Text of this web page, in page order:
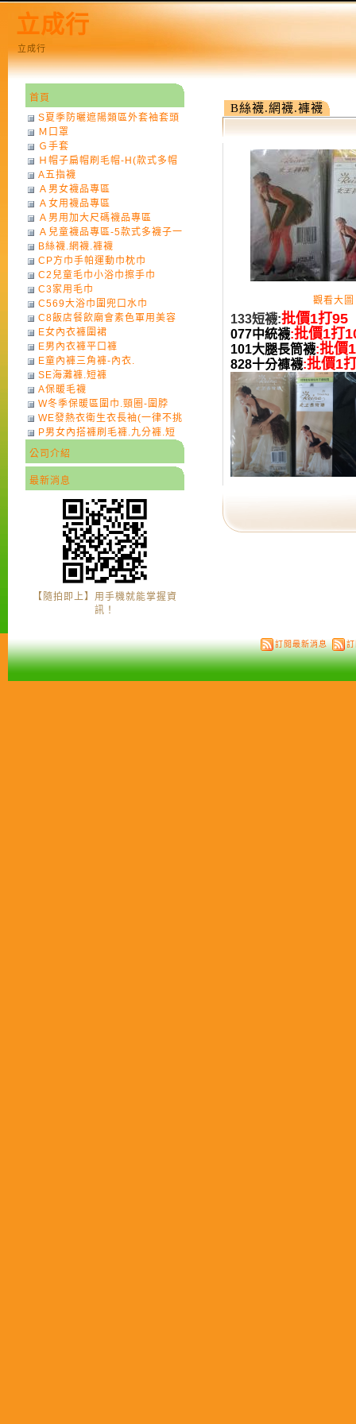
立成行
立成行
B絲襪.網襪.褲襪
觀看大圖
133短襪:批價1打95
077中統襪:批價1打
101大腿長筒襪:批價
828十分褲襪:批價1
首頁
S夏季防曬遮陽類區外套袖套頭
巾
Ｍ口罩
Ｇ手套
Ｈ帽子扁帽刷毛帽-H(款式多帽
子一律不挑色)
A五指襪
Ａ男女襪品專區
Ａ女用襪品專區
Ａ男用加大尺碼襪品專區
Ａ兒童襪品專區-5款式多襪子一
律不挑款式花色)
B絲襪.網襪.褲襪
CP方巾手帕運動巾枕巾
C2兒童毛巾小浴巾擦手巾
C3家用毛巾
C569大浴巾圍兜口水巾
C8飯店餐飲廟會素色軍用美容
巾
E女內衣褲圍裙
E男內衣褲平口褲
E童內褲三角褲-內衣.
SE海灘褲.短褲
A保暖毛襪
W冬季保暖區圍巾.頸圈-圍脖
WE發熱衣衛生衣長袖(一律不挑
色)-7
P男女內搭褲刷毛褲.九分褲.短
褲
公司介紹
最新消息
【隨拍即上】用手機就能掌握資
訊！
訂閱最新消息 訂